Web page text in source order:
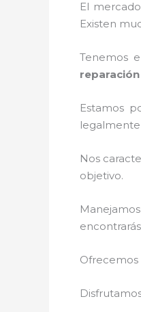
El
Existen
Tenemos
Estamos
Nos
objetivo.
Ofrecemos